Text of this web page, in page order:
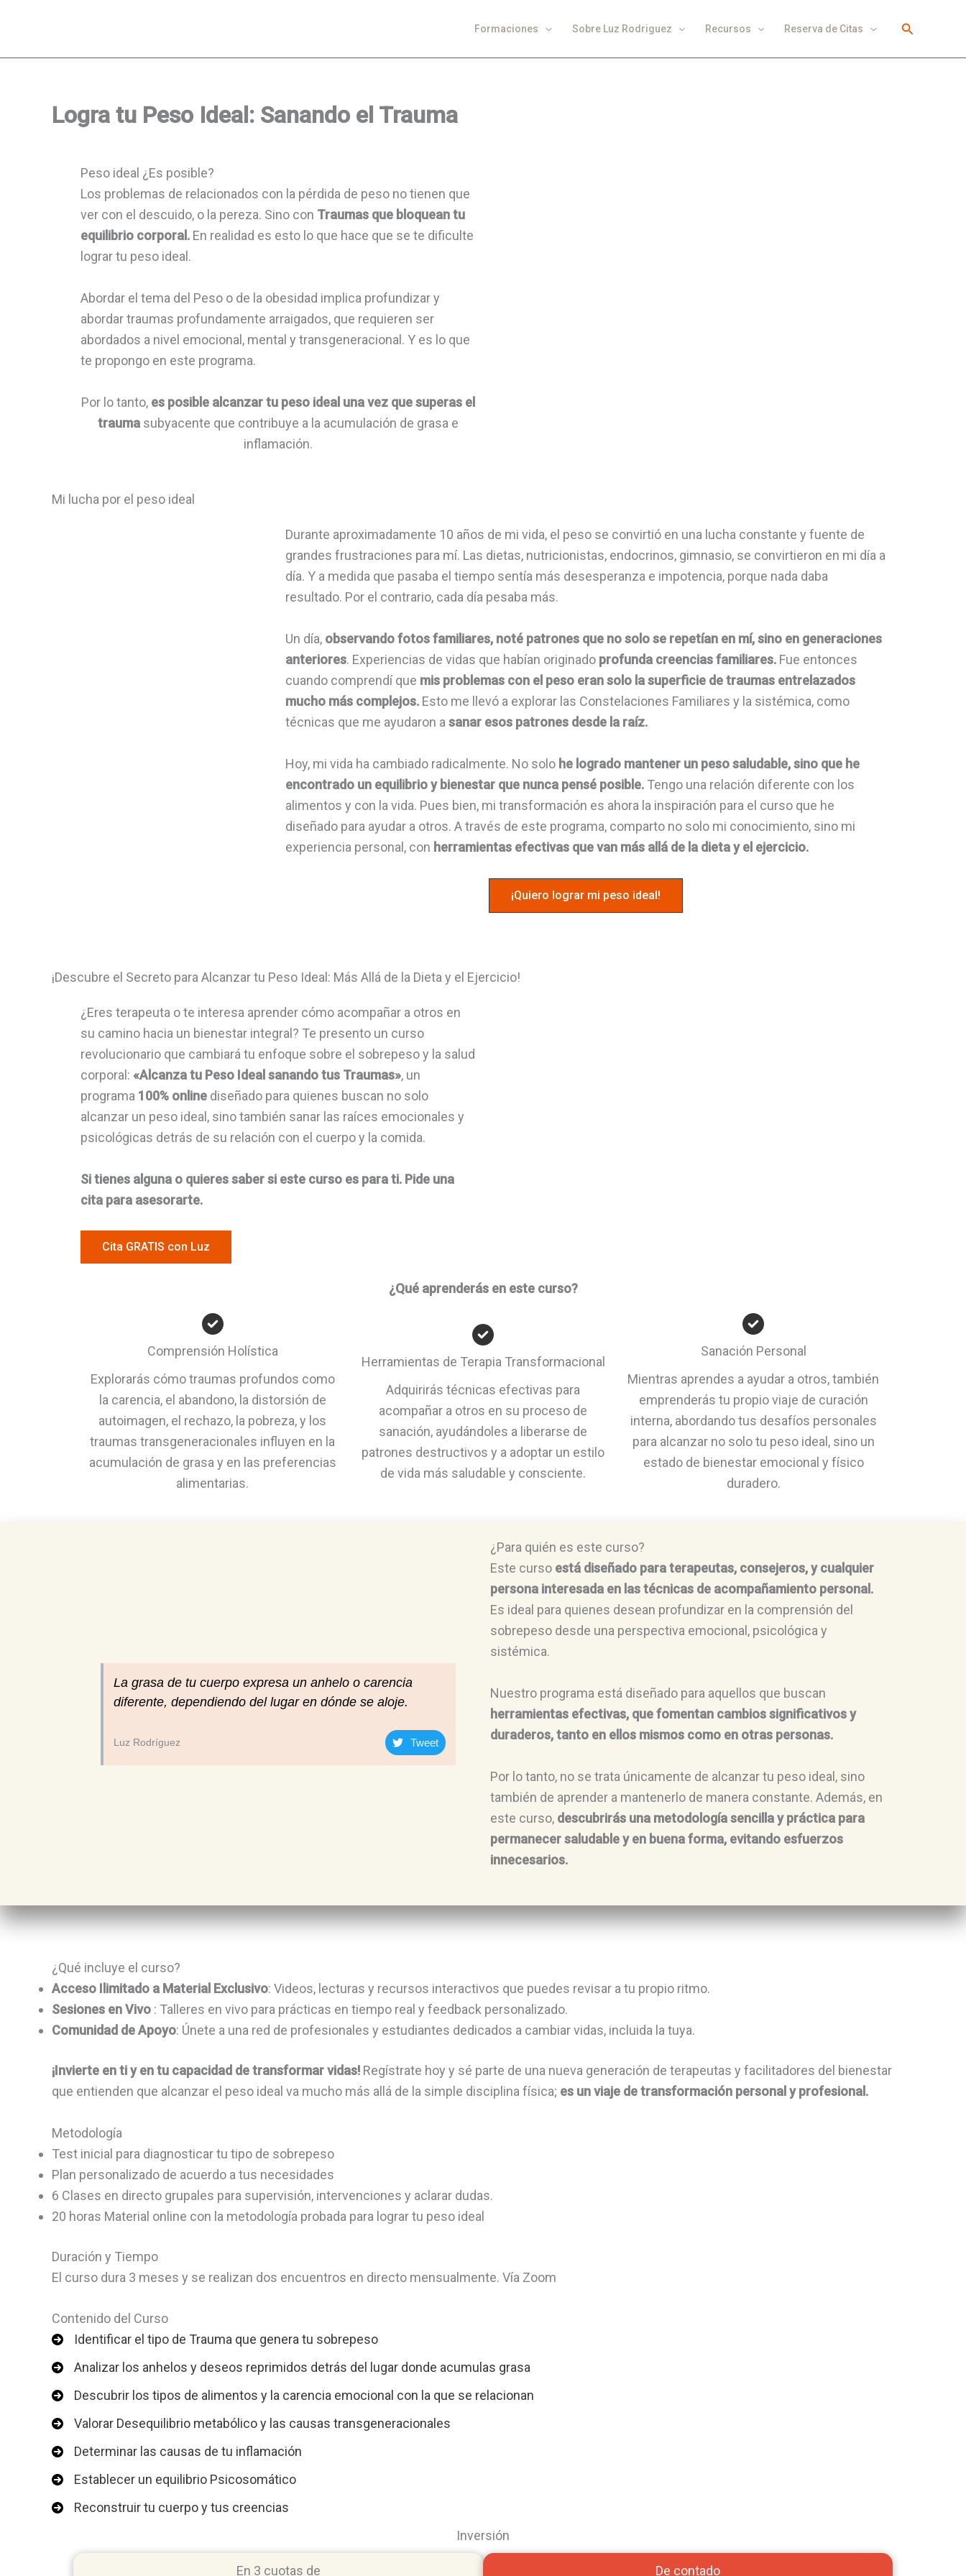
Formaciones Sobre Luz Rodriguez Recursos Reserva de Citas Buscar
Logra tu Peso Ideal: Sanando el Trauma
Peso ideal ¿Es posible?
Los problemas de relacionados con la pérdida de peso no tienen que
ver con el descuido, o la pereza. Sino con Traumas que bloquean tu
equilibrio corporal. En realidad es esto lo que hace que se te dificulte
lograr tu peso ideal.
Abordar el tema del Peso o de la obesidad implica profundizar y
abordar traumas profundamente arraigados, que requieren ser
abordados a nivel emocional, mental y transgeneracional. Y es lo que
te propongo en este programa.
Por lo tanto, es posible alcanzar tu peso ideal una vez que superas el
trauma subyacente que contribuye a la acumulación de grasa e
inflamación.
Mi lucha por el peso ideal
Durante aproximadamente 10 años de mi vida, el peso se convirtió en una lucha constante y fuente de
grandes frustraciones para mí. Las dietas, nutricionistas, endocrinos, gimnasio, se convirtieron en mi día a
día. Y a medida que pasaba el tiempo sentía más desesperanza e impotencia, porque nada daba
resultado. Por el contrario, cada día pesaba más.
Un día, observando fotos familiares, noté patrones que no solo se repetían en mí, sino en generaciones
anteriores. Experiencias de vidas que habían originado profunda creencias familiares. Fue entonces
cuando comprendí que mis problemas con el peso eran solo la superficie de traumas entrelazados
mucho más complejos. Esto me llevó a explorar las Constelaciones Familiares y la sistémica, como
técnicas que me ayudaron a sanar esos patrones desde la raíz.
Hoy, mi vida ha cambiado radicalmente. No solo he logrado mantener un peso saludable, sino que he
encontrado un equilibrio y bienestar que nunca pensé posible. Tengo una relación diferente con los
alimentos y con la vida. Pues bien, mi transformación es ahora la inspiración para el curso que he
diseñado para ayudar a otros. A través de este programa, comparto no solo mi conocimiento, sino mi
experiencia personal, con herramientas efectivas que van más allá de la dieta y el ejercicio.
¡Quiero lograr mi peso ideal!
¡Descubre el Secreto para Alcanzar tu Peso Ideal: Más Allá de la Dieta y el Ejercicio!
¿Eres terapeuta o te interesa aprender cómo acompañar a otros en
su camino hacia un bienestar integral? Te presento un curso
revolucionario que cambiará tu enfoque sobre el sobrepeso y la salud
corporal: «Alcanza tu Peso Ideal sanando tus Traumas», un
programa 100% online diseñado para quienes buscan no solo
alcanzar un peso ideal, sino también sanar las raíces emocionales y
psicológicas detrás de su relación con el cuerpo y la comida.
Si tienes alguna o quieres saber si este curso es para ti. Pide una
cita para asesorarte.
Cita GRATIS con Luz
¿Qué aprenderás en este curso?
Comprensión Holística
Explorarás cómo traumas profundos como
la carencia, el abandono, la distorsión de
autoimagen, el rechazo, la pobreza, y los
traumas transgeneracionales influyen en la
acumulación de grasa y en las preferencias
alimentarias.
Herramientas de Terapia Transformacional
Adquirirás técnicas efectivas para
acompañar a otros en su proceso de
sanación, ayudándoles a liberarse de
patrones destructivos y a adoptar un estilo
de vida más saludable y consciente.
Sanación Personal
Mientras aprendes a ayudar a otros, también
emprenderás tu propio viaje de curación
interna, abordando tus desafíos personales
para alcanzar no solo tu peso ideal, sino un
estado de bienestar emocional y físico
duradero.
La grasa de tu cuerpo expresa un anhelo o carencia
diferente, dependiendo del lugar en dónde se aloje.
Luz Rodríguez Tweet
¿Para quién es este curso?
Este curso está diseñado para terapeutas, consejeros, y cualquier
persona interesada en las técnicas de acompañamiento personal.
Es ideal para quienes desean profundizar en la comprensión del
sobrepeso desde una perspectiva emocional, psicológica y
sistémica.
Nuestro programa está diseñado para aquellos que buscan
herramientas efectivas, que fomentan cambios significativos y
duraderos, tanto en ellos mismos como en otras personas.
Por lo tanto, no se trata únicamente de alcanzar tu peso ideal, sino
también de aprender a mantenerlo de manera constante. Además, en
este curso, descubrirás una metodología sencilla y práctica para
permanecer saludable y en buena forma, evitando esfuerzos
innecesarios.
¿Qué incluye el curso?
Acceso Ilimitado a Material Exclusivo: Videos, lecturas y recursos interactivos que puedes revisar a tu propio ritmo.
Sesiones en Vivo : Talleres en vivo para prácticas en tiempo real y feedback personalizado.
Comunidad de Apoyo: Únete a una red de profesionales y estudiantes dedicados a cambiar vidas, incluida la tuya.
¡Invierte en ti y en tu capacidad de transformar vidas! Regístrate hoy y sé parte de una nueva generación de terapeutas y facilitadores del bienestar
que entienden que alcanzar el peso ideal va mucho más allá de la simple disciplina física; es un viaje de transformación personal y profesional.
Metodología
Test inicial para diagnosticar tu tipo de sobrepeso
Plan personalizado de acuerdo a tus necesidades
6 Clases en directo grupales para supervisión, intervenciones y aclarar dudas.
20 horas Material online con la metodología probada para lograr tu peso ideal
Duración y Tiempo
El curso dura 3 meses y se realizan dos encuentros en directo mensualmente. Vía Zoom
Contenido del Curso
Identificar el tipo de Trauma que genera tu sobrepeso
Analizar los anhelos y deseos reprimidos detrás del lugar donde acumulas grasa
Descubrir los tipos de alimentos y la carencia emocional con la que se relacionan
Valorar Desequilibrio metabólico y las causas transgeneracionales
Determinar las causas de tu inflamación
Establecer un equilibrio Psicosomático
Reconstruir tu cuerpo y tus creencias
Inversión
En 3 cuotas de De contado